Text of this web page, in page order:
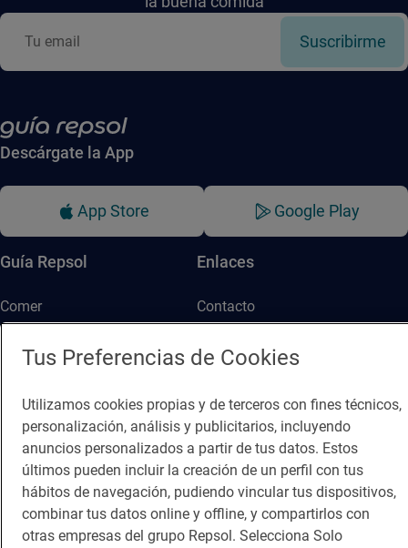
Suscribirme
Descárgate la App
App Store Google Play
Guía Repsol
Comer
Enlaces
Contacto
Política de privacidad Política de cookies Nota legal
Condiciones del servicio
Tus Preferencias de Cookies
Utilizamos cookies propias y de terceros con fines técnicos,
personalización, análisis y publicitarios, incluyendo
anuncios personalizados a partir de tus datos. Estos
últimos pueden incluir la creación de un perfil con tus
hábitos de navegación, pudiendo vincular tus dispositivos,
combinar tus datos online y offline, y compartirlos con
otras empresas del grupo Repsol. Selecciona Solo